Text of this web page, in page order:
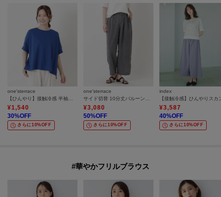
one'sterrace
【ひんやり】接触冷感 半袖プルオーバー
¥1,540
30%OFF
さらに10%OFF
one'sterrace
サイド切替 10分丈バルーンデニムパンツ
¥3,080
50%OFF
さらに10%OFF
index
¥3,587
40%OFF
さらに10%OFF
#華やかフリルブラウス